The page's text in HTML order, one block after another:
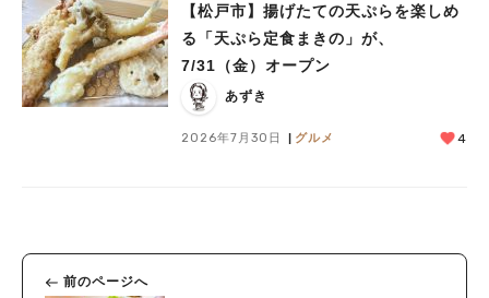
【松戸市】揚げたての天ぷらを楽しめ
る「天ぷら定食まきの」が、
7/31（金）オープン
あずき
2026年7月30日 グルメ 4
前のページへ